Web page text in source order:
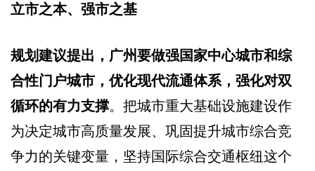
立市之本、强市之基
规划建议提出，广州要做强国家中心城市和综
合性门户城市，优化现代流通体系，强化对双
循环的有力支撑。把城市重大基础设施建设作
为决定城市高质量发展、巩固提升城市综合竞
争力的关键变量，坚持国际综合交通枢纽这个